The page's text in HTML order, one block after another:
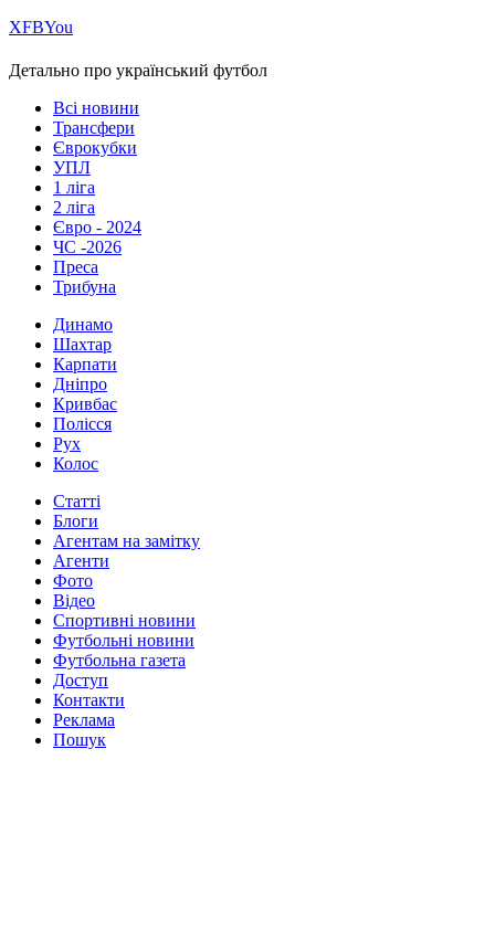
ХFBYou
Детально про український футбол
Всі новини
Трансфери
Єврокубки
УПЛ
1 ліга
2 ліга
Євро - 2024
ЧС -2026
Преса
Трибуна
Динамо
Шахтар
Карпати
Дніпро
Кривбас
Полісся
Рух
Колос
Статті
Блоги
Агентам на замітку
Агенти
Фото
Відео
Спортивні новини
Футбольні новини
Футбольна газета
Доступ
Контакти
Реклама
Пошук